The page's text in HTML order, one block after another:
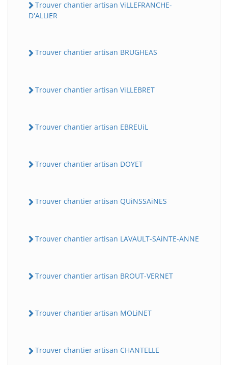
Trouver chantier artisan ViLLEFRANCHE-
D'ALLiER
Trouver chantier artisan BRUGHEAS
Trouver chantier artisan ViLLEBRET
Trouver chantier artisan EBREUiL
Trouver chantier artisan DOYET
Trouver chantier artisan QUiNSSAiNES
Trouver chantier artisan LAVAULT-SAiNTE-ANNE
Trouver chantier artisan BROUT-VERNET
Trouver chantier artisan MOLiNET
Trouver chantier artisan CHANTELLE